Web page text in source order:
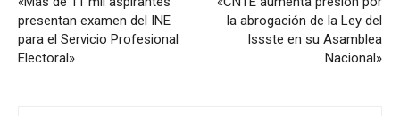
presentan examen del INE
para el Servicio Profesional
Electoral»
la abrogación de la Ley del
Issste en su Asamblea
Nacional»